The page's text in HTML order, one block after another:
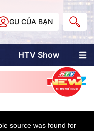
GU CỦA BẠN
HTV Show
Multimedia
Multiform
Doanh nhân Sài